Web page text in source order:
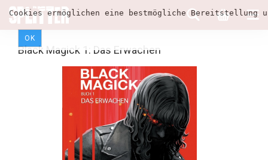
Cookies ermöglichen eine bestmögliche
OK
Black Magick 1: Das Erwachen